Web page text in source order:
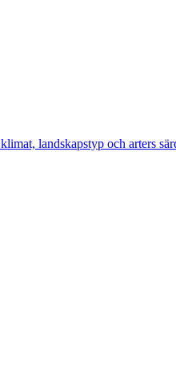
landskapstyp och arters